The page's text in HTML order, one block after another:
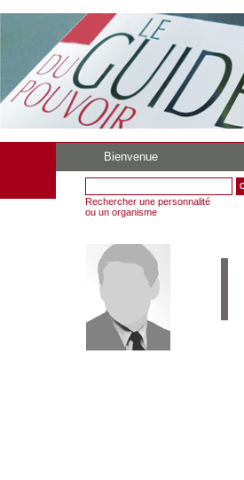
Bienvenue
Rechercher une personnalité
ou un organisme